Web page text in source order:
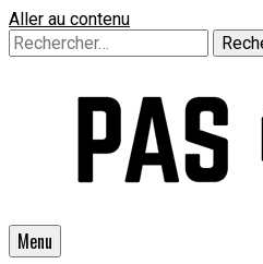
Aller au contenu
Rechercher :
Un guide pour l'homme moderne
Menu